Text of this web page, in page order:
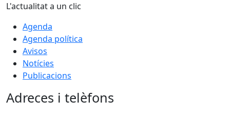
L'actualitat a un clic
Agenda
Agenda política
Avisos
Notícies
Publicacions
Adreces i telèfons